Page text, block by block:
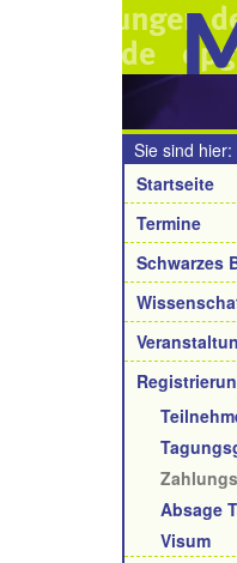
Sie sind hier:
Navigation
Startseite
Termine
Schwarzes
Absage
Visum